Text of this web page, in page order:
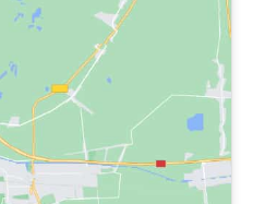
#Strand